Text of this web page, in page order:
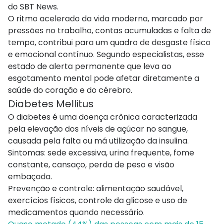
do SBT News.
O ritmo acelerado da vida moderna, marcado por
pressões no trabalho, contas acumuladas e falta de
tempo, contribui para um quadro de desgaste físico
e emocional contínuo. Segundo especialistas, esse
estado de alerta permanente que leva ao
esgotamento mental pode afetar diretamente a
saúde do coração e do cérebro.
Diabetes Mellitus
O diabetes é uma doença crônica caracterizada
pela elevação dos níveis de açúcar no sangue,
causada pela falta ou má utilização da insulina.
Sintomas: sede excessiva, urina frequente, fome
constante, cansaço, perda de peso e visão
embaçada.
Prevenção e controle: alimentação saudável,
exercícios físicos, controle da glicose e uso de
medicamentos quando necessário.